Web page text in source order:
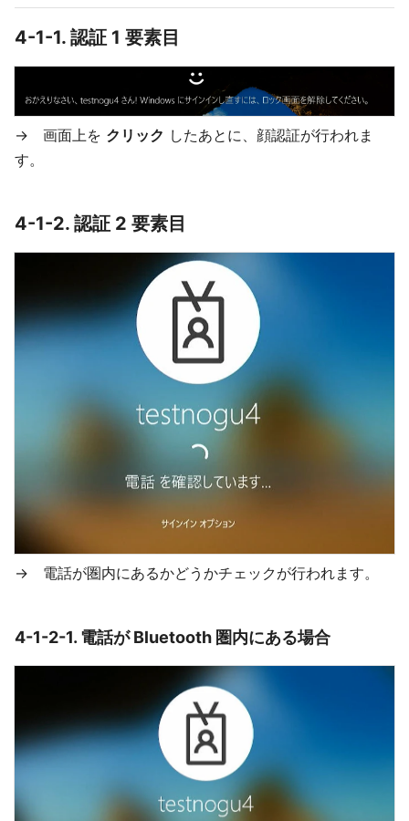
4-1-1. 認証 1 要素目
→ 画面上を クリック したあとに、顔認証が行われま
す。
4-1-2. 認証 2 要素目
→ 電話が圏内にあるかどうかチェックが行われます。
4-1-2-1. 電話が Bluetooth 圏内にある場合